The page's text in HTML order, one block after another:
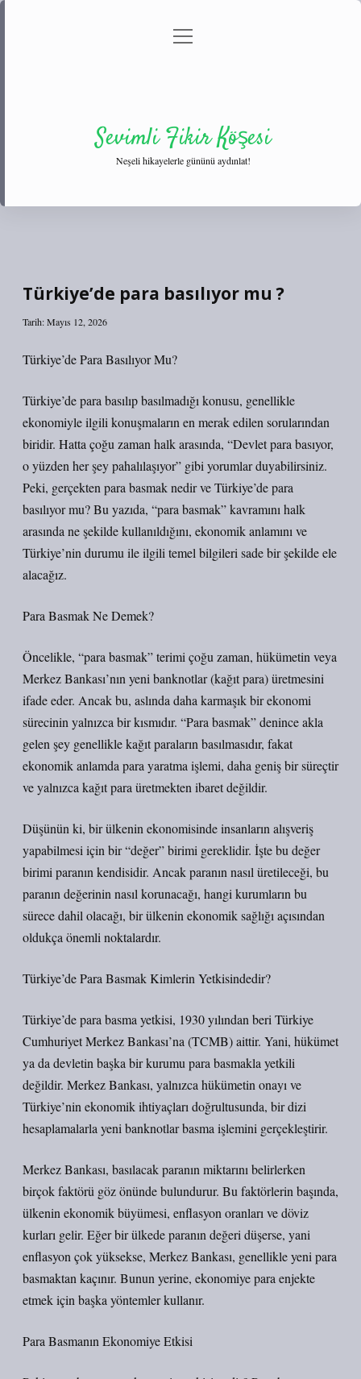
Gizlilik Politikası
menüyü
Sevimli Fikir Köşesi
Neşeli hikayelerle gününü aydınlat!
Türkiye’de para basılıyor mu ?
Tarih: Mayıs 12, 2026
Türkiye’de Para Basılıyor Mu?
Türkiye’de para basılıp basılmadığı konusu, genellikle
ekonomiyle ilgili konuşmaların en merak edilen sorularından
biridir. Hatta çoğu zaman halk arasında, “Devlet para basıyor,
o yüzden her şey pahalılaşıyor” gibi yorumlar duyabilirsiniz.
Peki, gerçekten para basmak nedir ve Türkiye’de para
basılıyor mu? Bu yazıda, “para basmak” kavramını halk
arasında ne şekilde kullanıldığını, ekonomik anlamını ve
Türkiye’nin durumu ile ilgili temel bilgileri sade bir şekilde ele
alacağız.
Para Basmak Ne Demek?
Öncelikle, “para basmak” terimi çoğu zaman, hükümetin veya
Merkez Bankası’nın yeni banknotlar (kağıt para) üretmesini
ifade eder. Ancak bu, aslında daha karmaşık bir ekonomi
sürecinin yalnızca bir kısmıdır. “Para basmak” denince akla
gelen şey genellikle kağıt paraların basılmasıdır, fakat
ekonomik anlamda para yaratma işlemi, daha geniş bir süreçtir
ve yalnızca kağıt para üretmekten ibaret değildir.
Düşünün ki, bir ülkenin ekonomisinde insanların alışveriş
yapabilmesi için bir “değer” birimi gereklidir. İşte bu değer
birimi paranın kendisidir. Ancak paranın nasıl üretileceği, bu
paranın değerinin nasıl korunacağı, hangi kurumların bu
sürece dahil olacağı, bir ülkenin ekonomik sağlığı açısından
oldukça önemli noktalardır.
Türkiye’de Para Basmak Kimlerin Yetkisindedir?
Türkiye’de para basma yetkisi, 1930 yılından beri Türkiye
Cumhuriyet Merkez Bankası’na (TCMB) aittir. Yani, hükümet
ya da devletin başka bir kurumu para basmakla yetkili
değildir. Merkez Bankası, yalnızca hükümetin onayı ve
Türkiye’nin ekonomik ihtiyaçları doğrultusunda, bir dizi
hesaplamalarla yeni banknotlar basma işlemini gerçekleştirir.
Merkez Bankası, basılacak paranın miktarını belirlerken
birçok faktörü göz önünde bulundurur. Bu faktörlerin başında,
ülkenin ekonomik büyümesi, enflasyon oranları ve döviz
kurları gelir. Eğer bir ülkede paranın değeri düşerse, yani
enflasyon çok yüksekse, Merkez Bankası, genellikle yeni para
basmaktan kaçınır. Bunun yerine, ekonomiye para enjekte
etmek için başka yöntemler kullanır.
Para Basmanın Ekonomiye Etkisi